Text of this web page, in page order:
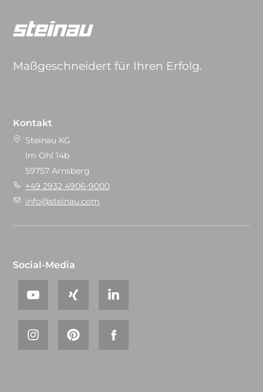
Maßgeschneidert für Ihren Erfolg.
Kontakt
Steinau KG
Im Ohl 14b
59757 Arnsberg
+49 2932 4906-9000
info@steinau.com
Social-Media